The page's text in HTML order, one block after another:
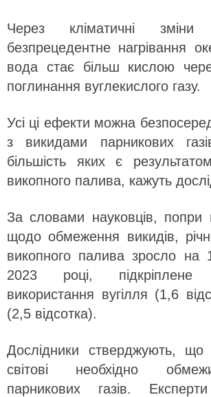
Через кліматичні зміни
безпрецедентне нагрівання
вода стає більш кислою
поглинання вуглекислого газу.
Усі ці ефекти можна
з викидами парникових
більшість яких є
викопного палива, кажуть
За словами науковців, попри
щодо обмеження викидів,
викопного палива зросло на
2023 році, підкріплене
використання вугілля (1,6
(2,5 відсотка).
Дослідники стверджують,
світові необхідно
парникових газів.